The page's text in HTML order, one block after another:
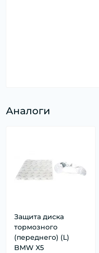
Аналоги
Защита диска
тормозного
(переднего) (L)
BMW X5